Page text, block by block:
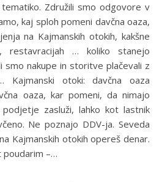
Združili smo odgovore v
kaj sploh pomeni davčna oaza,
na Kajmanskih otokih, kakšne
restavracijah … koliko stanejo
smo nakupe in storitve plačevali z
otoki: davčna oaza
oaza, kar pomeni, da nimajo
zasluži, lahko kot lastnik
Ne poznajo DDV-ja. Seveda
Kajmanskih otokih opereš denar.
poudarim –…